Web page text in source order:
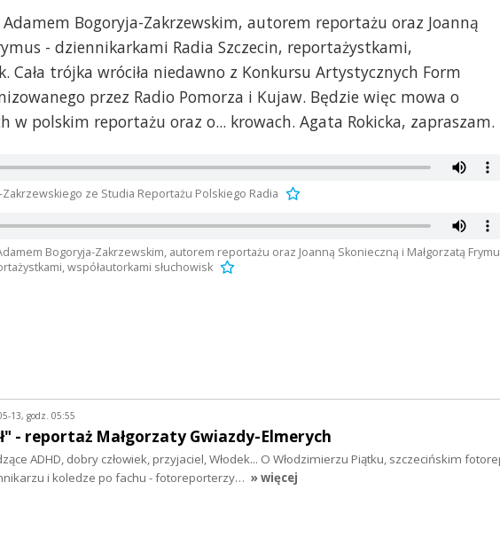
Bogoryja-Zakrzewskim, autorem reportażu oraz Joanną
- dziennikarkami Radia Szczecin, reportażystkami,
Cała trójka wróciła niedawno z Konkursu Artystycznych Form
przez Radio Pomorza i Kujaw. Będzie więc mowa o
w polskim reportażu oraz o... krowach. Agata Rokicka, zapraszam.
ze Studia Reportażu Polskiego Radia
Bogoryja-Zakrzewskim, autorem reportażu oraz Joanną Skonieczną i Małgorzatą
współautorkami słuchowisk
13, godz. 05:55
- reportaż Małgorzaty Gwiazdy-Elmerych
ADHD, dobry człowiek, przyjaciel, Włodek... O Włodzimierzu Piątku, szczecińskim
i koledze po fachu - fotoreporterzy… » więcej